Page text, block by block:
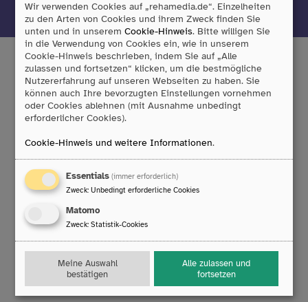
Tobii Dynavox GmbH
Friedrich-Ebert-Straße 134
47229 Duisburg
T:0203/396 583 0
Technischer Support
Mo. bis Do.: 8:00 – 16:30 Uhr
Fr.: 8:00 – 14:00 Uhr
T:0203/396 583 63
E:
rehamedia.de
Wir verwenden Cookies auf „rehamedia.de“. Einzelheiten
zu den Arten von Cookies und ihrem Zweck finden Sie
unten und in unseremCookie-Hinweis. Bitte willigen Sie
in die Verwendung von Cookies ein, wie in unserem
Cookie-Hinweis beschrieben, indem Sie auf „Alle
zulassen und fortsetzen“ klicken, um die bestmögliche
Nutzererfahrung auf unseren Webseiten zu haben. Sie
können auch Ihre bevorzugten Einstellungen vornehmen
oder Cookies ablehnen (mit Ausnahme unbedingt
erforderlicher Cookies).
Cookie-Hinweis und weitere Informationen.
Essentials (immer erforderlich)
Zweck: Unbedingt erforderliche Cookies
Matomo
Zweck: Statistik-Cookies
Meine Auswahl
bestätigen
Alle zulassen und
fortsetzen